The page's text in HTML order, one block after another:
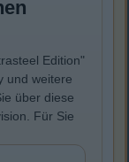
Edition"
und weitere
über diese
Für Sie